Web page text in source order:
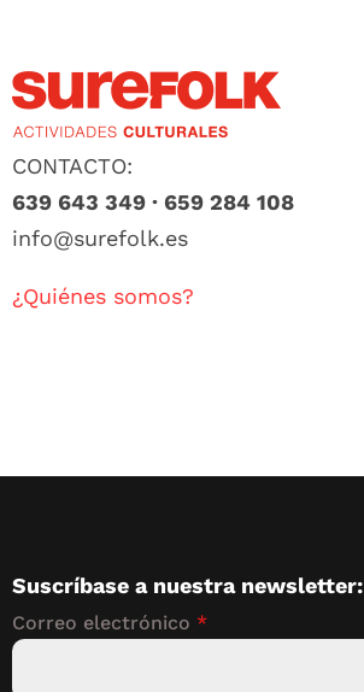
CONTACTO:
639 643 349 · 659 284 108
info@surefolk.es
¿Quiénes somos?
Suscríbase a nuestra newsletter:
Correo electrónico *